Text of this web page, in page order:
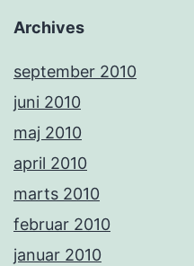
Archives
september 2010
juni 2010
maj 2010
april 2010
marts 2010
februar 2010
januar 2010